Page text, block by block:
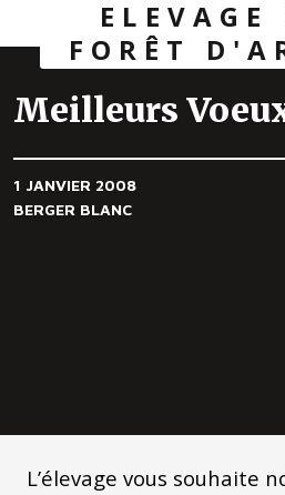
ELEVAGE
FORÊT
Meilleurs
1 JANVIER 2008
BERGER BLANC
L’élevage vous souhaite